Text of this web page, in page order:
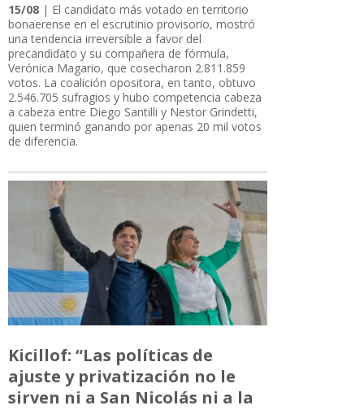
15/08 | El candidato más votado en territorio
bonaerense en el escrutinio provisorio, mostró
una tendencia irreversible a favor del
precandidato y su compañera de fórmula,
Verónica Magario, que cosecharon 2.811.859
votos. La coalición opositora, en tanto, obtuvo
2.546.705 sufragios y hubo competencia cabeza
a cabeza entre Diego Santilli y Nestor Grindetti,
quien terminó ganando por apenas 20 mil votos
de diferencia.
Kicillof: “Las políticas de
ajuste y privatización no le
sirven ni a San Nicolás ni a la